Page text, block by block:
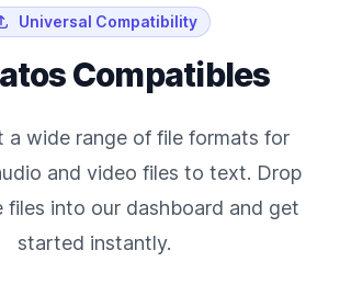
Universal Compatibility
Compatibles
a wide range of file formats for
and video files to text. Drop
files into our dashboard and get
started instantly.